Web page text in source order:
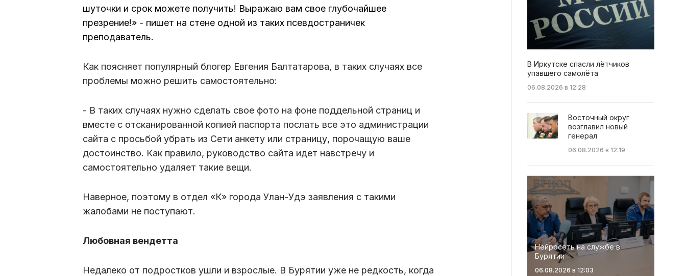
шуточки и срок можете получить! Выражаю вам свое глубочайшее
презрение!» - пишет на стене одной из таких псевдостраничек
преподаватель.
Как поясняет популярный блогер Евгения Балтатарова, в таких случаях все
проблемы можно решить самостоятельно:
- В таких случаях нужно сделать свое фото на фоне поддельной страниц и
вместе с отсканированной копией паспорта послать все это администрации
сайта с просьбой убрать из Сети анкету или страницу, порочащую ваше
достоинство. Как правило, руководство сайта идет навстречу и
самостоятельно удаляет такие вещи.
Наверное, поэтому в отдел «К» города Улан-Удэ заявления с такими
жалобами не поступают.
Любовная вендетта
Недалеко от подростков ушли и взрослые. В Бурятии уже не редкость, когда
В Иркутске спасли лётчиков
упавшего самолёта
06.08.2026 в 12:28
Восточный округ
возглавил новый
генерал
06.08.2026 в 12:19
Нейросеть на службе в
Бурятии
06.08.2026 в 12:03